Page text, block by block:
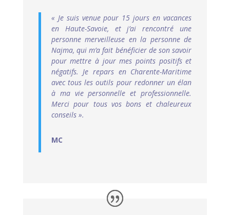
« Je suis venue pour 15 jours en vacances
en Haute-Savoie, et j’ai rencontré une
personne merveilleuse en la personne de
Najma, qui m’a fait bénéficier de son savoir
pour mettre à jour mes points positifs et
négatifs. Je repars en Charente-Maritime
avec tous les outils pour redonner un élan
à ma vie personnelle et professionnelle.
Merci pour tous vos bons et chaleureux
conseils ».
MC